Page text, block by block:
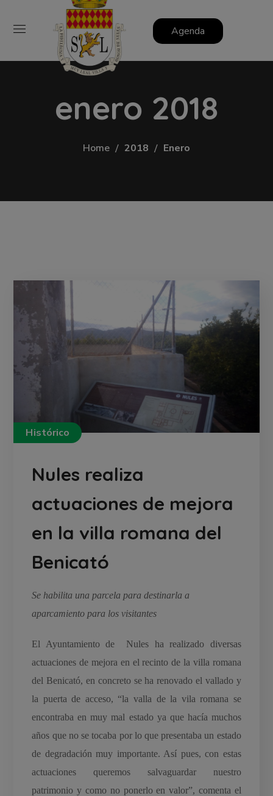
Agenda
enero 2018
Home 2018 Enero
Histórico
Nules realiza
actuaciones de mejora
en la villa romana del
Benicató
Se habilita una parcela para destinarla a
aparcamiento para los visitantes
El Ayuntamiento de Nules ha realizado diversas
actuaciones de mejora en el recinto de la villa romana
del Benicató, en concreto se ha renovado el vallado y
la puerta de acceso, “la valla de la vila romana se
encontraba en muy mal estado ya que hacía muchos
años que no se tocaba por lo que presentaba un estado
de degradación muy importante. Así pues, con estas
actuaciones queremos salvaguardar nuestro
patrimonio y como no ponerlo en valor”, comenta el